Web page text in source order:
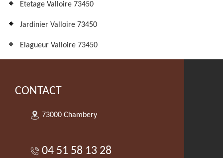
Etetage Valloire 73450
Jardinier Valloire 73450
Elagueur Valloire 73450
CONTACT
73000 Chambery
04 51 58 13 28